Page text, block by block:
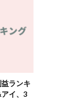
ランキ
イ、3